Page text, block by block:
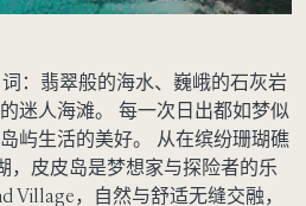
：翡翠般的海水、巍峨的石灰岩
迷人海滩。 每一次日出都如梦似
屿生活的美好。 从在缤纷珊瑚礁
，皮皮岛是梦想家与探险者的乐
Village，自然与舒适无缝交融，